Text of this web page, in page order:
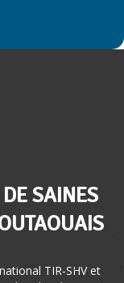
SAINES
TIR-SHV et